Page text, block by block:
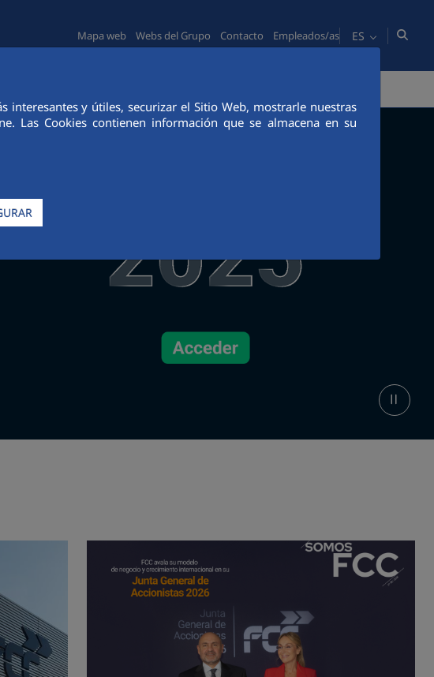
interesantes y útiles, securizar el Sitio Web, mostrarle nuestras
Las Cookies contienen información que se almacena en su
Mapa web Webs del Grupo Contacto Empleados/as ES